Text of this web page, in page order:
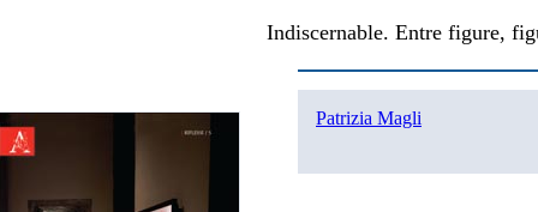
Indiscernable. Entre figure,
Patrizia Magli